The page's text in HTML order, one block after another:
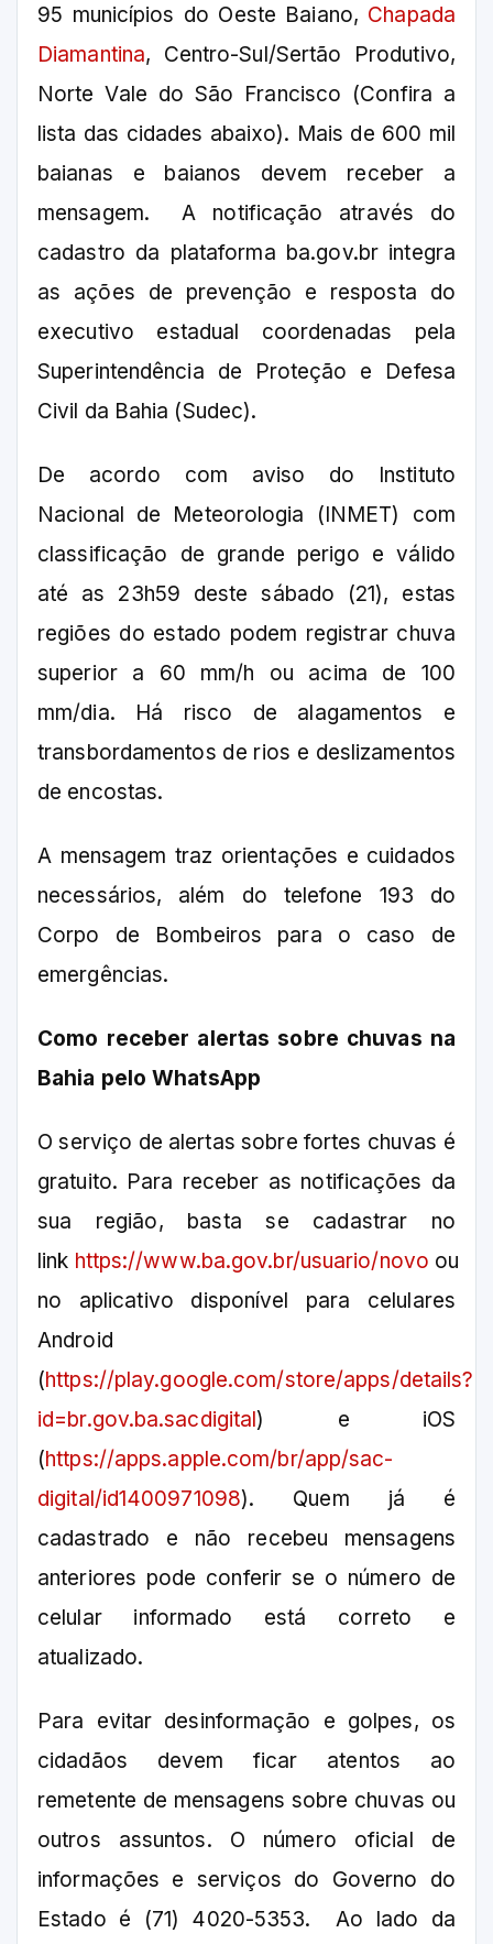
95 municípios do Oeste Baiano, Chapada
Diamantina, Centro-Sul/Sertão Produtivo,
Norte Vale do São Francisco (Confira a
lista das cidades abaixo). Mais de 600 mil
baianas e baianos devem receber a
mensagem. A notificação através do
cadastro da plataforma ba.gov.br integra
as ações de prevenção e resposta do
executivo estadual coordenadas pela
Superintendência de Proteção e Defesa
Civil da Bahia (Sudec).
De acordo com aviso do Instituto
Nacional de Meteorologia (INMET) com
classificação de grande perigo e válido
até as 23h59 deste sábado (21), estas
regiões do estado podem registrar chuva
superior a 60 mm/h ou acima de 100
mm/dia. Há risco de alagamentos e
transbordamentos de rios e deslizamentos
de encostas.
A mensagem traz orientações e cuidados
necessários, além do telefone 193 do
Corpo de Bombeiros para o caso de
emergências.
Como receber alertas sobre chuvas na
Bahia pelo WhatsApp
O serviço de alertas sobre fortes chuvas é
gratuito. Para receber as notificações da
sua região, basta se cadastrar no
link https://www.ba.gov.br/usuario/novo ou
no aplicativo disponível para celulares
Android
(https://play.google.com/store/apps/details?
id=br.gov.ba.sacdigital) e iOS
(https://apps.apple.com/br/app/sac-
digital/id1400971098). Quem já é
cadastrado e não recebeu mensagens
anteriores pode conferir se o número de
celular informado está correto e
atualizado.
Para evitar desinformação e golpes, os
cidadãos devem ficar atentos ao
remetente de mensagens sobre chuvas ou
outros assuntos. O número oficial de
informações e serviços do Governo do
Estado é (71) 4020-5353. Ao lado da